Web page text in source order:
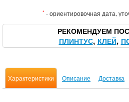
* - ориентировочная дата,
РЕКОМЕНДУЕМ
ПЛИНТУС КЛЕЙ
Характеристики Описание Доставка